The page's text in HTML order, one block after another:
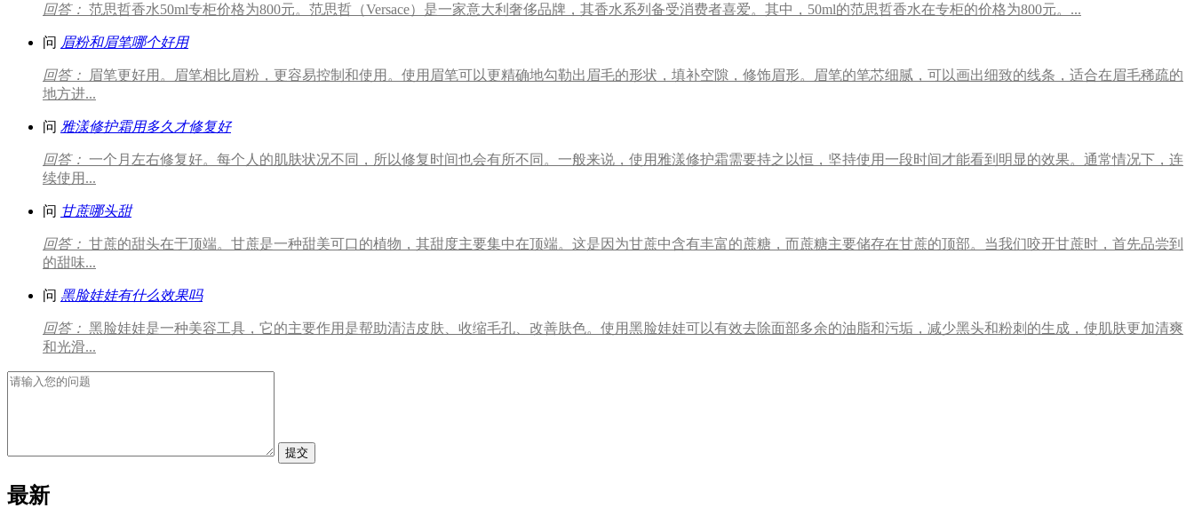
回答： 范思哲香水50ml专柜价格为800元。范思哲（Versace）是一家意大利奢侈品牌，其香水系列备受消费者喜爱。其中，50ml的范思哲香水在专柜的价格为800元。...
问 眉粉和眉笔哪个好用
回答：
眉笔更好用。眉笔相比眉粉，更容易控制和使用。使用眉笔可以更精确地勾勒出眉毛的形状，填补空隙，修饰眉形。眉笔的笔芯细腻，可以画出细致的线条，适合在眉毛稀疏的
地方进...
问 雅漾修护霜用多久才修复好
回答： 一个月左右修复好。每个人的肌肤状况不同，所以修复时间也会有所不同。一般来说，使用雅漾修护霜需要持之以恒，坚持使用一段时间才能看到明显的效果。通常情况下，连
续使用...
问 甘蔗哪头甜
回答： 甘蔗的甜头在于顶端。甘蔗是一种甜美可口的植物，其甜度主要集中在顶端。这是因为甘蔗中含有丰富的蔗糖，而蔗糖主要储存在甘蔗的顶部。当我们咬开甘蔗时，首先品尝到
的甜味...
问 黑脸娃娃有什么效果吗
回答： 黑脸娃娃是一种美容工具，它的主要作用是帮助清洁皮肤、收缩毛孔、改善肤色。使用黑脸娃娃可以有效去除面部多余的油脂和污垢，减少黑头和粉刺的生成，使肌肤更加清爽
和光滑...
提交
最新